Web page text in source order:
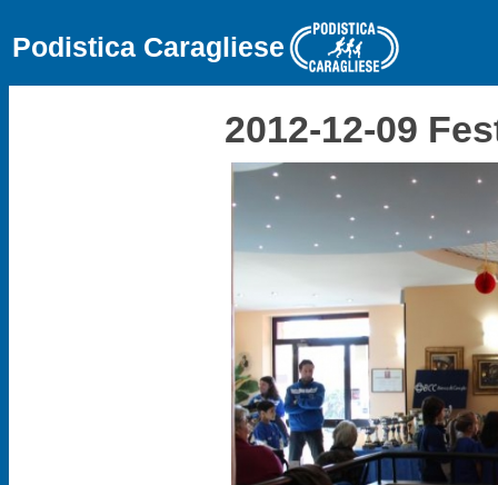
Podistica Caragliese
2012-12-09